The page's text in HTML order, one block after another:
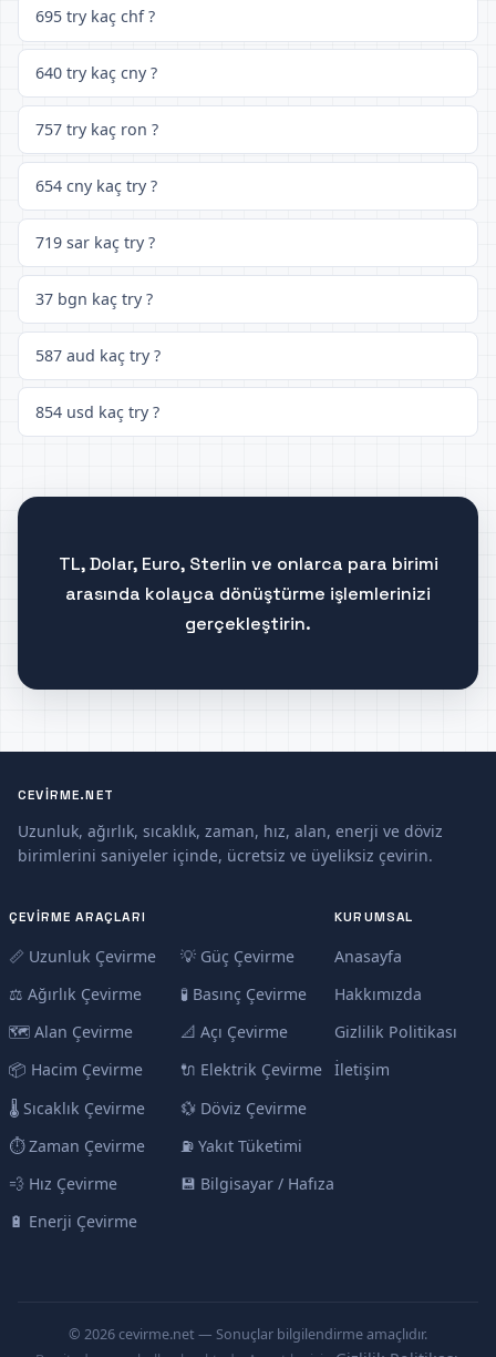
695 try kaç chf ?
640 try kaç cny ?
757 try kaç ron ?
654 cny kaç try ?
719 sar kaç try ?
37 bgn kaç try ?
587 aud kaç try ?
854 usd kaç try ?
TL, Dolar, Euro, Sterlin ve onlarca para birimi
arasında kolayca dönüştürme işlemlerinizi
gerçekleştirin.
CEVIRME.NET
Uzunluk, ağırlık, sıcaklık, zaman, hız, alan, enerji ve döviz
birimlerini saniyeler içinde, ücretsiz ve üyeliksiz çevirin.
ÇEVIRME ARAÇLARI
📏 Uzunluk Çevirme
⚖️ Ağırlık Çevirme
🗺️ Alan Çevirme
📦 Hacim Çevirme
🌡️ Sıcaklık Çevirme
⏱️ Zaman Çevirme
💨 Hız Çevirme
🔋 Enerji Çevirme
💡 Güç Çevirme
🧪 Basınç Çevirme
📐 Açı Çevirme
🔌 Elektrik Çevirme
💱 Döviz Çevirme
⛽ Yakıt Tüketimi
💾 Bilgisayar / Hafıza
KURUMSAL
Anasayfa
Hakkımızda
Gizlilik Politikası
İletişim
© 2026 cevirme.net — Sonuçlar bilgilendirme amaçlıdır.